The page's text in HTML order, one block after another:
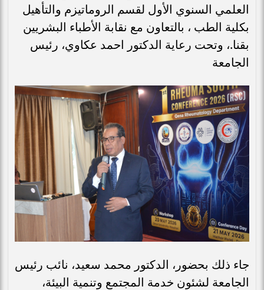
العلمي السنوي الأول لقسم الروماتيزم والتأهيل
بكلية الطب ، بالتعاون مع نقابة الأطباء البشريين
بقنا.، وتحت رعاية الدكتور احمد عكاوي، رئيس
الجامعة
جاء ذلك بحضور، الدكتور محمد سعيد، نائب رئيس
الجامعة لشئون خدمة المجتمع وتنمية البيئة،